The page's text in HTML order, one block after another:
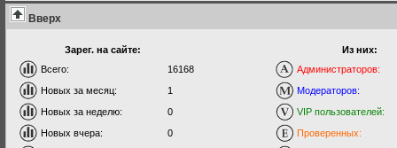
Вверх
Зарег. на сайте:
Всего:
16168
Новых за месяц:
1
Новых за неделю:
0
Новых вчера:
0
Из них:
Администраторов:
Модераторов:
VIP пользователей:
Проверенных: